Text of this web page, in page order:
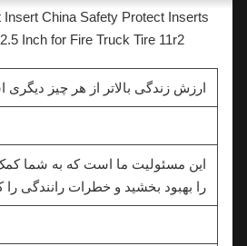
Flat Insert China Safety Protect Inserts
22.5 Inch for Fire Truck Tire 11r2
ارزش زندگی بالاتر از هر چیز دیگری است.
این مسئولیت ما است که به شما کمک
را بهبود بخشید و خطرات رانندگی را